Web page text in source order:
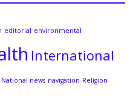
editorial environmental
International
National news navigation Religion